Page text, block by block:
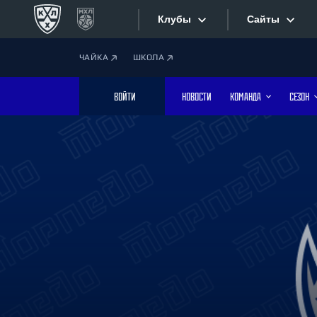
Клубы
Дивизион Боброва
Лада
Сайты
Фотобанк
ЧАЙКА ШКОЛА
ВОЙТИ НОВОСТИ КОМАНДА СЕЗОН